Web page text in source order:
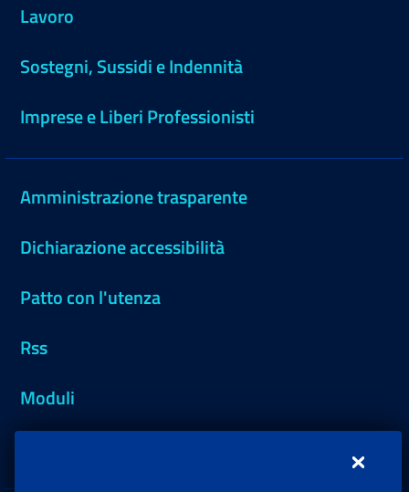
Lavoro
Sostegni, Sussidi e Indennità
Imprese e Liberi Professionisti
Amministrazione trasparente
Dichiarazione accessibilità
Patto con l'utenza
Rss
Moduli